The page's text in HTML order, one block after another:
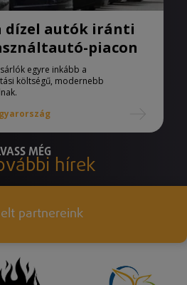
dízel autók iránti
piacon
egyre inkább a
költségű, modernebb
MÉG
hírek
partnereink